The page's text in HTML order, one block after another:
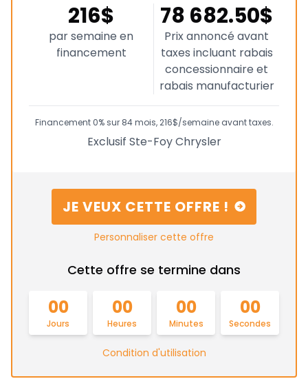
216$
par semaine en
financement
78 682.50$
Prix annoncé avant
taxes incluant rabais
concessionnaire et
rabais manufacturier
Financement 0% sur 84 mois, 216$/semaine avant taxes.
Exclusif Ste-Foy Chrysler
JE VEUX CETTE OFFRE !
Personnaliser cette offre
Cette offre se termine dans
00
Jours
00
Heures
00
Minutes
00
Secondes
Condition d'utilisation